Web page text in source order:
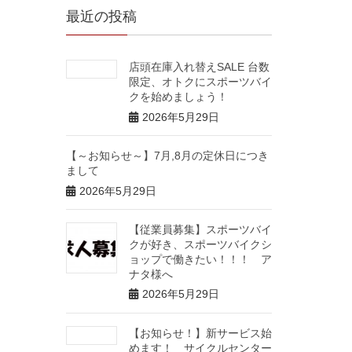
最近の投稿
店頭在庫入れ替えSALE 台数
限定、オトクにスポーツバイ
クを始めましょう！
2026年5月29日
【～お知らせ～】7月,8月の定休日につき
まして
2026年5月29日
【従業員募集】スポーツバイ
クが好き、スポーツバイクシ
ョップで働きたい！！！ ア
ナタ様へ
2026年5月29日
【お知らせ！】新サービス始
めます！ サイクルセンター